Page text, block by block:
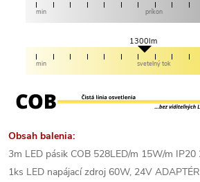
min príkon
1300lm
min svetelný tok
Obsah balenia:
3m LED pásik COB 528LED/m 15W/m
1ks LED napájací zdroj 60W, 24V ADAPTÉR